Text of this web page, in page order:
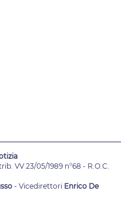
VV 23/05/1989 n°68 - R.O.C.
- Vicedirettori Enrico De